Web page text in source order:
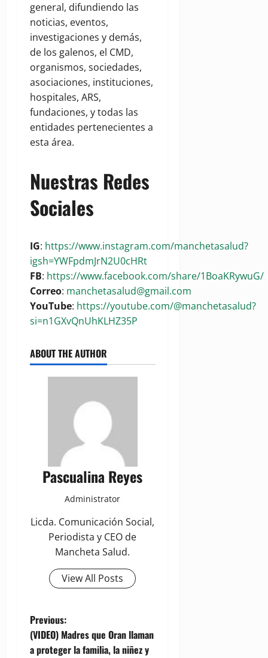
general, difundiendo las
noticias, eventos,
investigaciones y demás,
de los galenos, el CMD,
organismos, sociedades,
asociaciones, instituciones,
hospitales, ARS,
fundaciones, y todas las
entidades pertenecientes a
esta área.
Nuestras Redes
Sociales
IG: https://www.instagram.com/manchetasalud?
igsh=YWFpdmJrN2U0cHRt
FB: https://www.facebook.com/share/1BoaKRywuG/
Correo: manchetasalud@gmail.com
YouTube: https://youtube.com/@manchetasalud?
si=n1GXvQnUhKLHZ35P
ABOUT THE AUTHOR
Pascualina Reyes
Administrator
Licda. Comunicación Social,
Periodista y CEO de
Mancheta Salud.
View All Posts
P
o
Previous:
(VIDEO) Madres que Oran llaman
a proteger la familia, la niñez y